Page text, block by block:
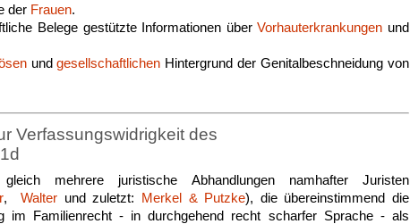
der Frauen.
Belege gestützte Informationen überVorhauterkrankungen und
undgesellschaftlichen Hintergrund der Genitalbeschneidung von
Verfassungswidrigkeit des
mehrere juristische Abhandlungen namhafter Juristen
, Walter und zuletzt: Merkel & Putzke), die übereinstimmend die
im Familienrecht - in durchgehend recht scharfer Sprache - als